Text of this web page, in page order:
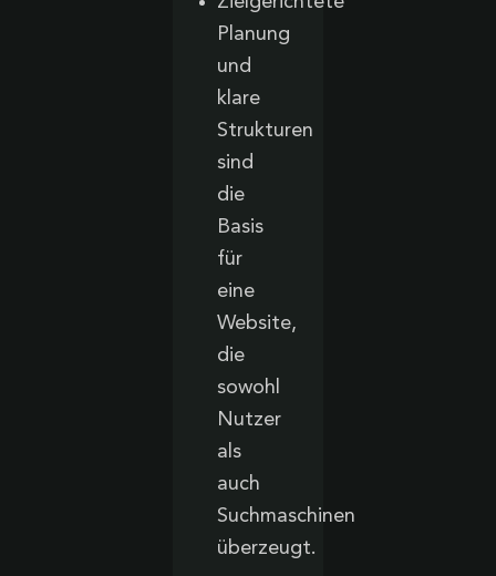
Planung
und
klare
Strukturen
sind
die
Basis
für
eine
Website,
die
sowohl
Nutzer
als
auch
Suchmaschinen
überzeugt.